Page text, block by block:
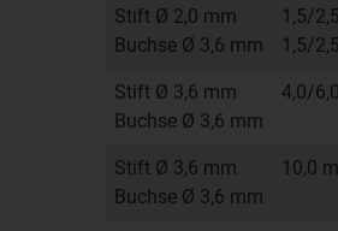
Stift Ø 2,0 mm
Buchse Ø 3,6 mm
1,5/
1,5/
Stift Ø 3,6 mm
Buchse Ø 3,6 mm
4,0/
Stift Ø 3,6 mm
Buchse Ø 3,6 mm
10,0